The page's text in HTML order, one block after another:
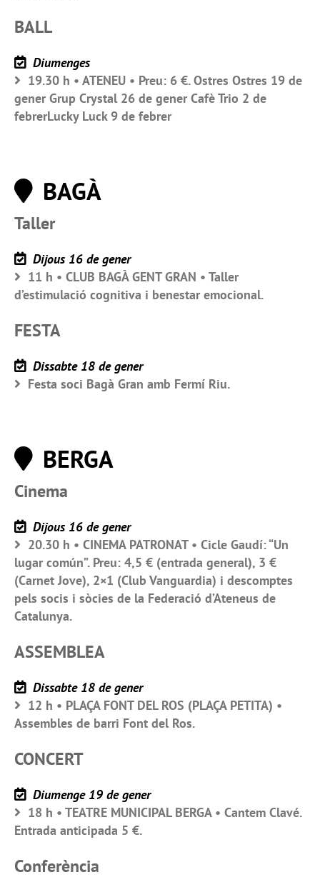
BALL
Diumenges
19.30 h • ATENEU • Preu: 6 €. Ostres Ostres 19 de
gener Grup Crystal 26 de gener Cafè Trio 2 de
febrerLucky Luck 9 de febrer
BAGÀ
Taller
Dijous 16 de gener
11 h • CLUB BAGÀ GENT GRAN • Taller
d’estimulació cognitiva i benestar emocional.
FESTA
Dissabte 18 de gener
Festa soci Bagà Gran amb Fermí Riu.
BERGA
Cinema
Dijous 16 de gener
20.30 h • CINEMA PATRONAT • Cicle Gaudí: “Un
lugar común”. Preu: 4,5 € (entrada general), 3 €
(Carnet Jove), 2×1 (Club Vanguardia) i descomptes
pels socis i sòcies de la Federació d’Ateneus de
Catalunya.
ASSEMBLEA
Dissabte 18 de gener
12 h • PLAÇA FONT DEL ROS (PLAÇA PETITA) •
Assembles de barri Font del Ros.
CONCERT
Diumenge 19 de gener
18 h • TEATRE MUNICIPAL BERGA • Cantem Clavé.
Entrada anticipada 5 €.
Conferència